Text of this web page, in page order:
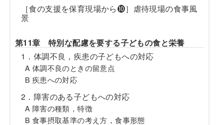
［食の支援を保育現場から❿］虐待現場の食事風
景
第11章 特別な配慮を要する子どもの食と栄養
1．体調不良，疾患の子どもへの対応
A 体調不良のときの留意点
B 疾患への対応
2．障害のある子どもへの対応
A 障害の種類，特徴
B 食事摂取基準の考え方，食事形態